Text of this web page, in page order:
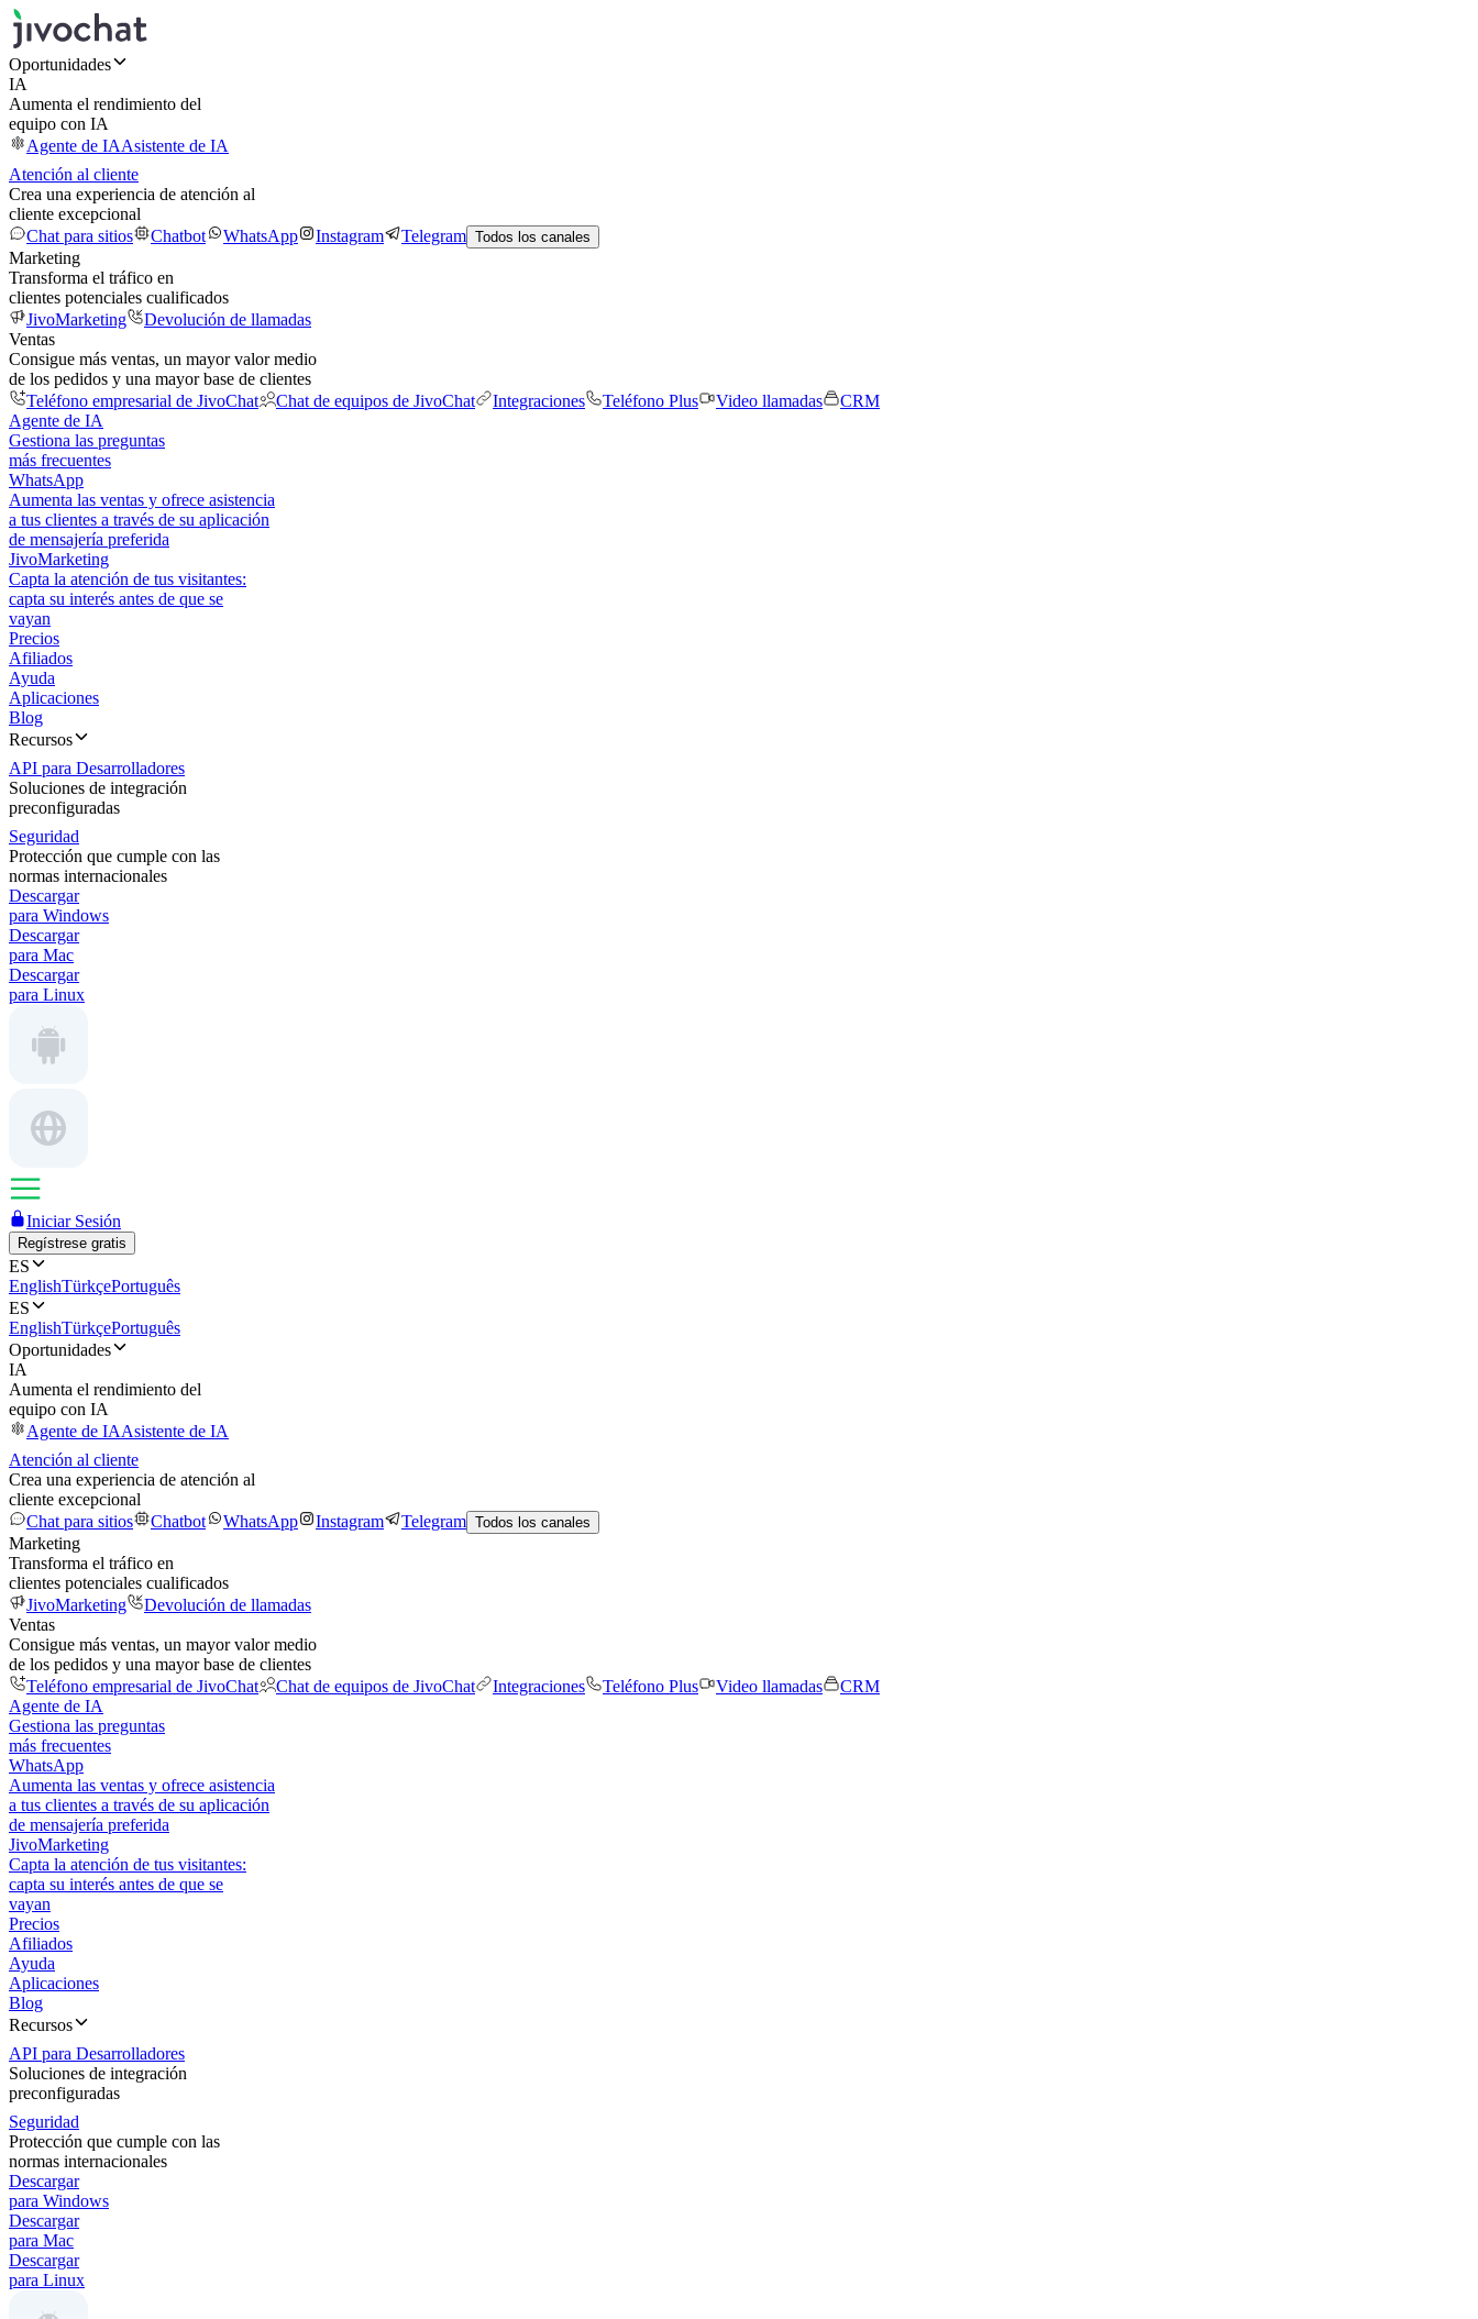
Oportunidades
IA
Aumenta el rendimiento del
equipo con IA
Agente de IAAsistente de IA
Atención al cliente
Crea una experiencia de atención al
cliente excepcional
Chat para sitios
Chatbot WhatsApp Instagram Telegram Todos los canales
Marketing
Transforma el tráfico en
clientes potenciales cualificados
JivoMarketing
Devolución de llamadas
Ventas
Consigue más ventas, un mayor valor medio
de los pedidos y una mayor base de clientes
Teléfono empresarial de JivoChat
Chat de equipos de JivoChat Integraciones Teléfono Plus Video llamadas
CRM
Agente de IA
Gestiona las preguntas
más frecuentes
WhatsApp
Aumenta las ventas y ofrece asistencia
a tus clientes a través de su aplicación
de mensajería preferida
JivoMarketing
Capta la atención de tus visitantes:
capta su interés antes de que se
vayan
Precios
Afiliados
Ayuda
Aplicaciones
Blog
Recursos
API para Desarrolladores
Soluciones de integración
preconfiguradas
Seguridad
Protección que cumple con las
normas internacionales
Descargar
para Windows
Descargar
para Mac
Descargar
para Linux
Iniciar Sesión
Regístrese gratis
ES
EnglishTürkçePortuguês
ES
EnglishTürkçePortuguês
Oportunidades
IA
Aumenta el rendimiento del
equipo con IA
Agente de IAAsistente de IA
Atención al cliente
Crea una experiencia de atención al
cliente excepcional
Chat para sitios
Chatbot WhatsApp Instagram Telegram Todos los canales
Marketing
Transforma el tráfico en
clientes potenciales cualificados
JivoMarketing
Devolución de llamadas
Ventas
Consigue más ventas, un mayor valor medio
de los pedidos y una mayor base de clientes
Teléfono empresarial de JivoChat
Chat de equipos de JivoChat Integraciones Teléfono Plus Video llamadas
CRM
Agente de IA
Gestiona las preguntas
más frecuentes
WhatsApp
Aumenta las ventas y ofrece asistencia
a tus clientes a través de su aplicación
de mensajería preferida
JivoMarketing
Capta la atención de tus visitantes:
capta su interés antes de que se
vayan
Precios
Afiliados
Ayuda
Aplicaciones
Blog
Recursos
API para Desarrolladores
Soluciones de integración
preconfiguradas
Seguridad
Protección que cumple con las
normas internacionales
Descargar
para Windows
Descargar
para Mac
Descargar
para Linux